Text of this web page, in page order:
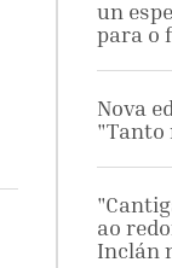
un
para o
Nova
"Tanto
ao
Inclán